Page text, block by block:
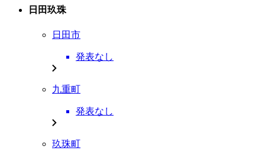
日田玖珠
日田市
発表なし
九重町
発表なし
玖珠町